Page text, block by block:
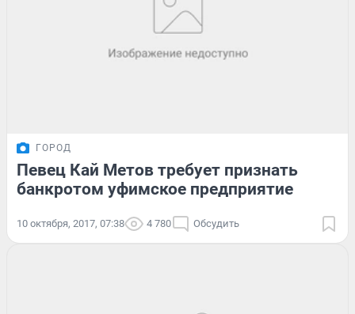
ГОРОД
Певец Кай Метов требует признать
банкротом уфимское предприятие
10 октября, 2017, 07:38 4 780 Обсудить